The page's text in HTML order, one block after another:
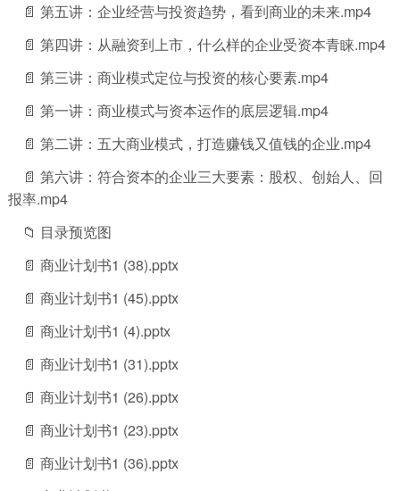
📄 第五讲：企业经营与投资趋势，看到商业的未来.mp4
📄 第四讲：从融资到上市，什么样的企业受资本青睐.mp4
📄 第三讲：商业模式定位与投资的核心要素.mp4
📄 第一讲：商业模式与资本运作的底层逻辑.mp4
📄 第二讲：五大商业模式，打造赚钱又值钱的企业.mp4
📄 第六讲：符合资本的企业三大要素：股权、创始人、回
报率.mp4
📁 目录预览图
📄 商业计划书1 (38).pptx
📄 商业计划书1 (45).pptx
📄 商业计划书1 (4).pptx
📄 商业计划书1 (31).pptx
📄 商业计划书1 (26).pptx
📄 商业计划书1 (23).pptx
📄 商业计划书1 (36).pptx